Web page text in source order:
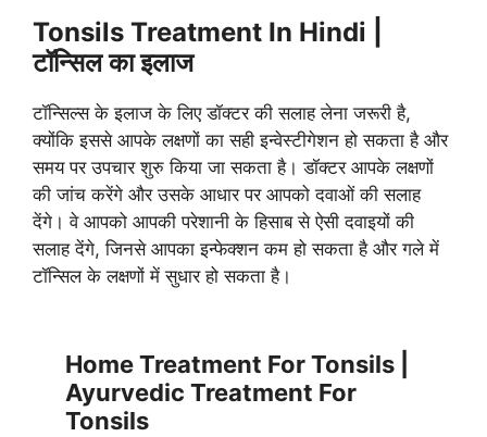
Tonsils Treatment In Hindi |
टॉन्सिल का इलाज
टॉन्सिल्स के इलाज के लिए डॉक्टर की सलाह लेना जरूरी है,
क्योंकि इससे आपके लक्षणों का सही इन्वेस्टीगेशन हो सकता है और
समय पर उपचार शुरु किया जा सकता है। डॉक्टर आपके लक्षणों
की जांच करेंगे और उसके आधार पर आपको दवाओं की सलाह
देंगे। वे आपको आपकी परेशानी के हिसाब से ऐसी दवाइयों की
सलाह देंगे, जिनसे आपका इन्फेक्शन कम हो सकता है और गले में
टॉन्सिल के लक्षणों में सुधार हो सकता है।
Home Treatment For Tonsils |
Ayurvedic Treatment For
Tonsils